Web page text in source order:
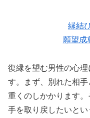
縁結
願望成
復縁を望む男性の心
す。まず、別れた相
重くのしかかります
手を取り戻したいと